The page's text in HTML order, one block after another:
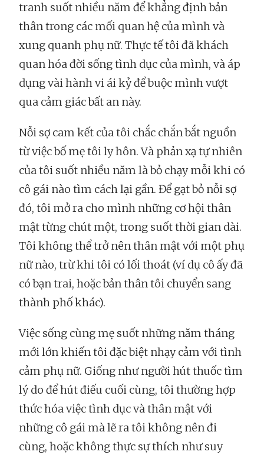
tranh suốt nhiều năm để khẳng định bản
thân trong các mối quan hệ của mình và
xung quanh phụ nữ. Thực tế tôi đã khách
quan hóa đời sống tình dục của mình, và áp
dụng vài hành vi ái kỷ để buộc mình vượt
qua cảm giác bất an này.
Nỗi sợ cam kết của tôi chắc chắn bắt nguồn
từ việc bố mẹ tôi ly hôn. Và phản xạ tự nhiên
của tôi suốt nhiều năm là bỏ chạy mỗi khi có
cô gái nào tìm cách lại gần. Để gạt bỏ nỗi sợ
đó, tôi mở ra cho mình những cơ hội thân
mật từng chút một, trong suốt thời gian dài.
Tôi không thể trở nên thân mật với một phụ
nữ nào, trừ khi tôi có lối thoát (ví dụ cô ấy đã
có bạn trai, hoặc bản thân tôi chuyển sang
thành phố khác).
Việc sống cùng mẹ suốt những năm tháng
mới lớn khiến tôi đặc biệt nhạy cảm với tình
cảm phụ nữ. Giống như người hút thuốc tìm
lý do để hút điếu cuối cùng, tôi thường hợp
thức hóa việc tình dục và thân mật với
những cô gái mà lẽ ra tôi không nên đi
cùng, hoặc không thực sự thích như suy